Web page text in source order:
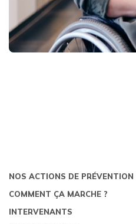
NOS ACTIONS DE PRÉVENTION
COMMENT ÇA MARCHE ?
INTERVENANTS